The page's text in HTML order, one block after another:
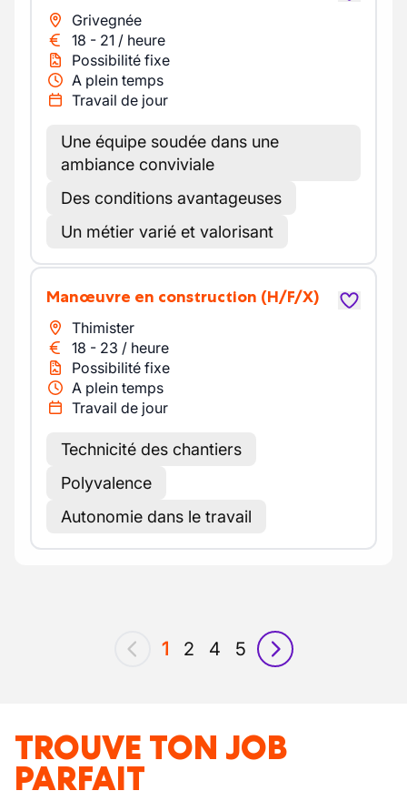
Grivegnée
18 - 21 / heure
Possibilité fixe
A plein temps
Travail de jour
Une équipe soudée dans une
ambiance conviviale
Des conditions avantageuses
Un métier varié et valorisant
Manœuvre en construction (H/F/X)
Thimister
18 - 23 / heure
Possibilité fixe
A plein temps
Travail de jour
Technicité des chantiers
Polyvalence
Autonomie dans le travail
précédent
1 2 4 5
suivant
TROUVE TON JOB
PARFAIT